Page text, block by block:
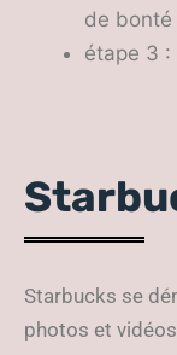
de bonté
étape 3 :
Starbucks se
photos et